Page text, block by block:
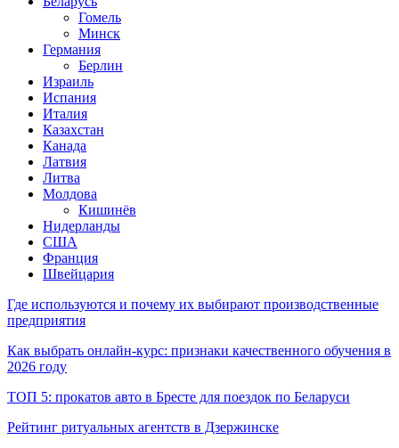
Гомель
Минск
Германия
Берлин
Израиль
Испания
Италия
Казахстан
Канада
Латвия
Литва
Молдова
Кишинёв
Нидерланды
США
Франция
Швейцария
Где используются и почему их выбирают производственные
предприятия
Как выбрать онлайн-курс: признаки качественного обучения в
2026 году
ТОП 5: прокатов авто в Бресте для поездок по Беларуси
Рейтинг ритуальных агентств в Дзержинске